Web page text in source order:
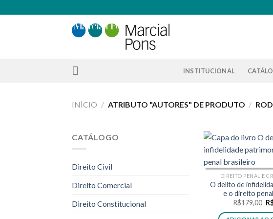
to
INSTITUCIONAL
INÍCIO / ATRIBUTO "AUTORES" DE PRODUTO /
CATÁLOGO
Direito Civil
Direito Comercial
Direito Constitucional
DIREITO PENAL E
O delito de
e o direito
R$179,00 O